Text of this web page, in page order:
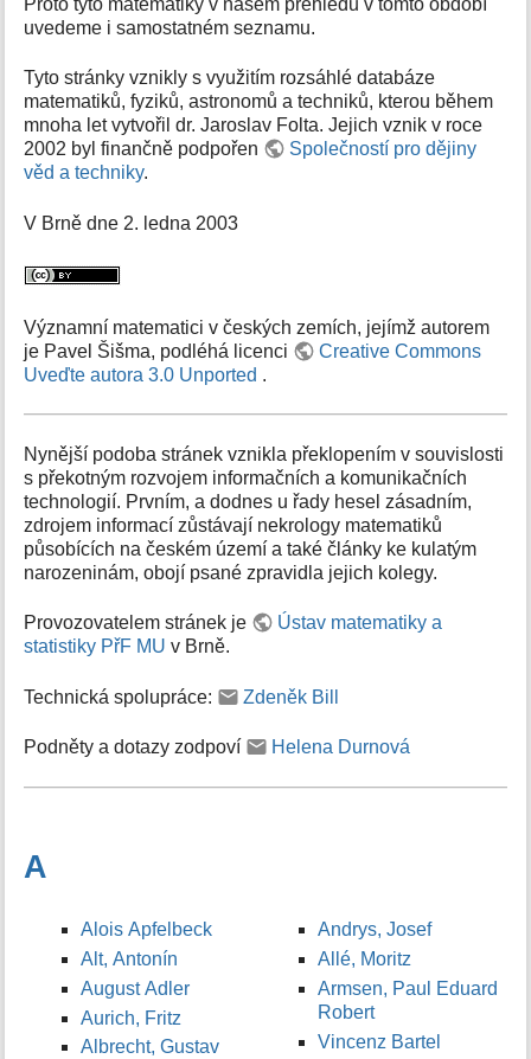
Proto tyto matematiky v našem přehledu v tomto období
uvedeme i samostatném seznamu.
Tyto stránky vznikly s využitím rozsáhlé databáze
matematiků, fyziků, astronomů a techniků, kterou během
mnoha let vytvořil dr. Jaroslav Folta. Jejich vznik v roce
2002 byl finančně podpořen
Společností pro dějiny
věd a techniky.
V Brně dne 2. ledna 2003
Významní matematici v českých zemích, jejímž autorem
je Pavel Šišma, podléhá licenci
Creative Commons
Uveďte autora 3.0 Unported .
Nynější podoba stránek vznikla překlopením v souvislosti
s překotným rozvojem informačních a komunikačních
technologií. Prvním, a dodnes u řady hesel zásadním,
zdrojem informací zůstávají nekrology matematiků
působících na českém území a také články ke kulatým
narozeninám, obojí psané zpravidla jejich kolegy.
Provozovatelem stránek je
Ústav matematiky a
statistiky PřF MU v Brně.
Technická spolupráce: Zdeněk Bill
Podněty a dotazy zodpoví Helena Durnová
A
Alois Apfelbeck
Alt, Antonín
August Adler
Aurich, Fritz
Albrecht, Gustav
Andrys, Josef
Allé, Moritz
Armsen, Paul Eduard
Robert
Vincenz Bartel